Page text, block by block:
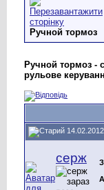
Ручной тормоз
Ручной тормоз -
рульове
серж